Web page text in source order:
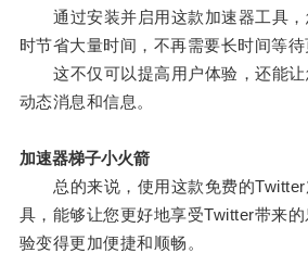
通过安装并启用这款加速器工具，
时节省大量时间，不再需要长时间等待
这不仅可以提高用户体验，还能让
动态消息和信息。
加速器梯子小火箭
总的来说，使用这款免费的Twitter
具，能够让您更好地享受Twitter带来
验变得更加便捷和顺畅。